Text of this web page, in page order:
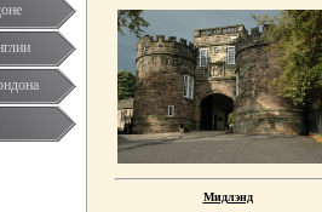
Мидлэнд